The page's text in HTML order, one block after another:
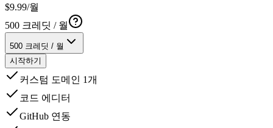
$9.99/월
500 크레딧 / 월
500 크레딧 / 월
시작하기
커스텀 도메인 1개
코드 에디터
GitHub 연동